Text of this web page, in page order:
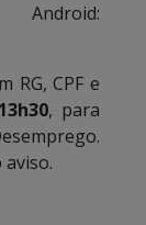
RG, CPF e
, para